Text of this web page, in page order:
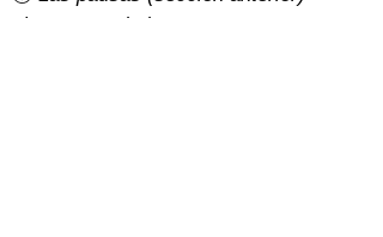
siempre se deducen o posponen